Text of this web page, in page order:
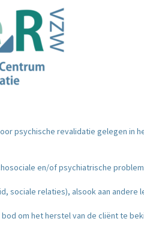
psychische revalidatie gelegen in
en/of psychiatrische
relaties), alsook aan andere
om het herstel van de cliënt te